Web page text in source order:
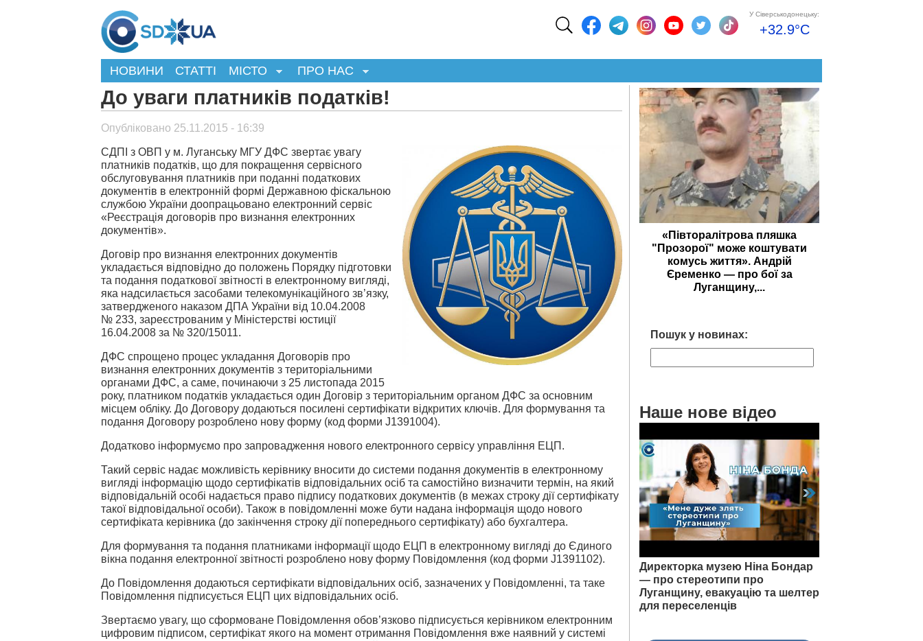
У Сіверськодонецьку:
+32.9°C
НОВИНИ СТАТТІ МІСТО ПРО НАС
До уваги платників податків!
Опубліковано 25.11.2015 - 16:39
СДПІ з ОВП у м. Луганську МГУ ДФС звертає увагу
платників податків, що для покращення сервісного
обслуговування платників при поданні податкових
документів в електронній формі Державною фіскальною
службою України доопрацьовано електронний сервіс
«Реєстрація договорів про визнання електронних
документів».
Договір про визнання електронних документів
укладається відповідно до положень Порядку підготовки
та подання податкової звітності в електронному вигляді,
яка надсилається засобами телекомунікаційного зв’язку,
затвердженого наказом ДПА України від 10.04.2008
№ 233, зареєстрованим у Міністерстві юстиції
16.04.2008 за № 320/15011.
ДФС спрощено процес укладання Договорів про
визнання електронних документів з територіальними
органами ДФС, а саме, починаючи з 25 листопада 2015
року, платником податків укладається один Договір з територіальним органом ДФС за основним
місцем обліку. До Договору додаються посилені сертифікати відкритих ключів. Для формування та
подання Договору розроблено нову форму (код форми J1391004).
Додатково інформуємо про запровадження нового електронного сервісу управління ЕЦП.
Такий сервіс надає можливість керівнику вносити до системи подання документів в електронному
вигляді інформацію щодо сертифікатів відповідальних осіб та самостійно визначити термін, на який
відповідальній особі надається право підпису податкових документів (в межах строку дії сертифікату
такої відповідальної особи). Також в повідомленні може бути надана інформація щодо нового
сертифіката керівника (до закінчення строку дії попереднього сертифікату) або бухгалтера.
Для формування та подання платниками інформації щодо ЕЦП в електронному вигляді до Єдиного
вікна подання електронної звітності розроблено нову форму Повідомлення (код форми J1391102).
До Повідомлення додаються сертифікати відповідальних осіб, зазначених у Повідомленні, та таке
Повідомлення підписується ЕЦП цих відповідальних осіб.
Звертаємо увагу, що сформоване Повідомлення обов’язково підписується керівником електронним
цифровим підписом, сертифікат якого на момент отримання Повідомлення вже наявний у системі
«Півторалітрова пляшка
"Прозорої" може коштувати
комусь життя». Андрій
Єременко — про бої за
Луганщину,...
Пошук у новинах:
Наше нове відео
Директорка музею Ніна Бондар
— про стереотипи про
Луганщину, евакуацію та шелтер
для переселенців